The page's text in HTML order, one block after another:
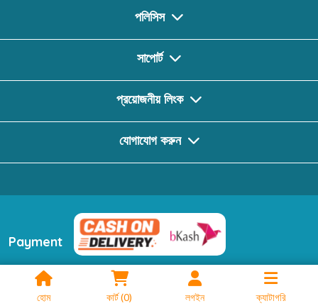
হোম কার্ট(0) লগইন ক্যাটাগরি
পলিসিস
সাপোর্ট
প্রয়োজনীয় লিংক
যোগাযোগ করুন
Payment
ফলো করুন